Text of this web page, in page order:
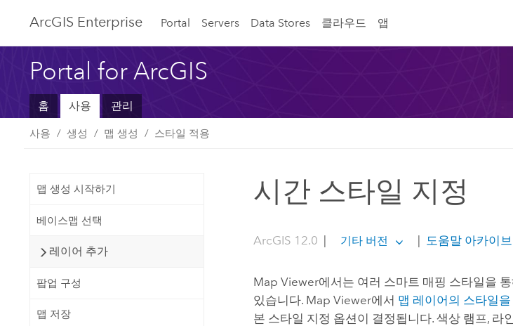
ArcGIS Enterprise Portal Servers Data Stores 클라우드 앱
Portal for ArcGIS
홈 사용 관리
사용 생성 맵 생성 스타일 적용
맵 생성 시작하기
베이스맵 선택
레이어 추가
팝업 구성
맵 저장
시간 스타일 지정
ArcGIS 12.0 | 기타 버전 | 도움말 아카이브
Map Viewer에서는 여러 스마트 매핑 스타일을
있습니다. Map Viewer에서 맵 레이어의 스타일
본 스타일 지정 옵션이 결정됩니다. 색상 램프, 라